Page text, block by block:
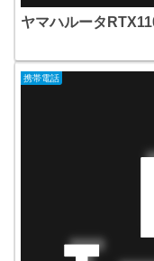
ヤマハルータ
携帯電話